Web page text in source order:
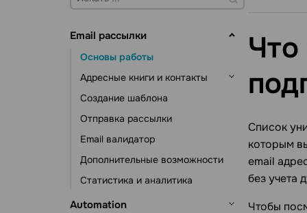
Email рассылки
Основы работы
Адресные книги и контакты
Управление контактами
Управление данными
Создание шаблона
Отправка рассылки
Email валидатор
Дополнительные возможности
Статистика и аналитика
Automation
Что
Список
которым
email
без учета
Чтобы